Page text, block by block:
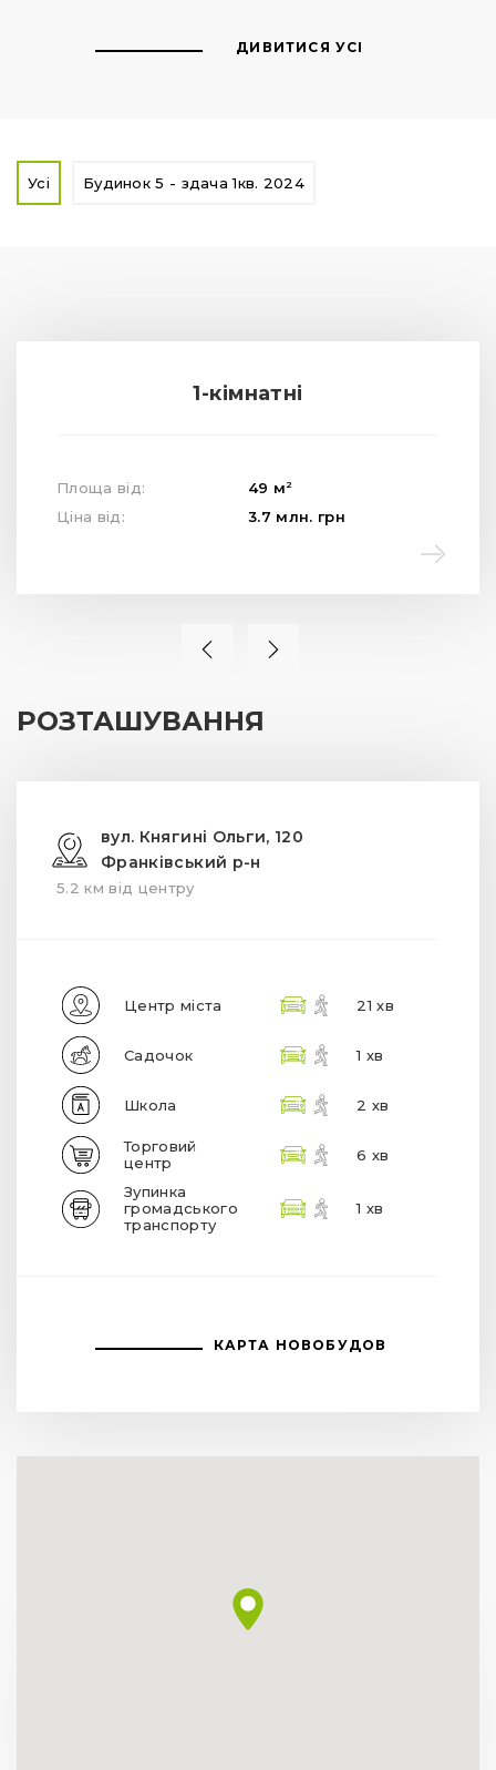
ДИВИТИСЯ УСІ
Усі Будинок 5 - здача 1кв. 2024
1-кімнатні
Площа від: 49 м 2
Ціна від: 3.7 млн. грн
РОЗТАШУВАННЯ
вул. Княгині Ольги, 120
Франківський р-н
5.2 км від центру
Центр міста 21 хв
Садочок 1 хв
Школа 2 хв
Торговий
центр
6 хв
Зупинка
громадського
транспорту
1 хв
КАРТА НОВОБУДОВ